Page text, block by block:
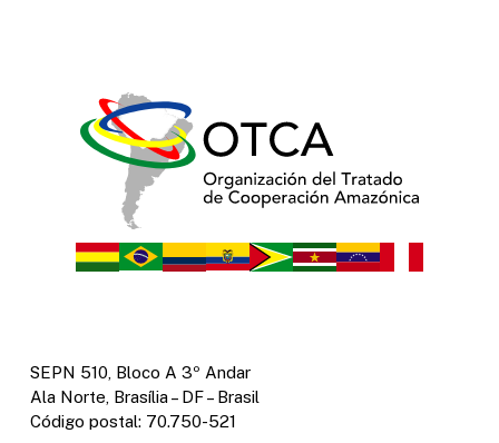
SEPN 510, Bloco A 3º Andar
Ala Norte, Brasília – DF – Brasil
Código postal: 70.750-521